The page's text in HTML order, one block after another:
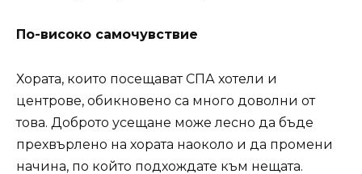
По-високо самочувствие
Хората, които посещават СПА хотели и
центрове, обикновено са много доволни от
това. Доброто усещане може лесно да бъде
прехвърлено на хората наоколо и да промени
начина, по който подхождате към нещата.